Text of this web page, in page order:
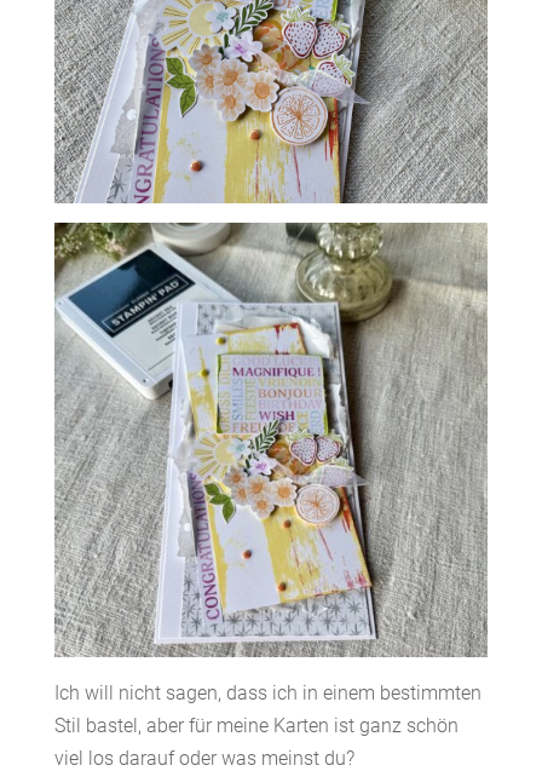
Ich will nicht sagen, dass ich in einem bestimmten
Stil bastel, aber für meine Karten ist ganz schön
viel los darauf oder was meinst du?